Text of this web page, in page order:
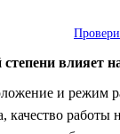
влияет
и режим
качество работы